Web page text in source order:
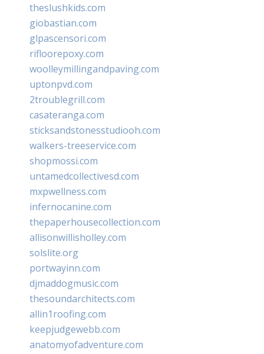
theslushkids.com
giobastian.com
glpascensori.com
rifloorepoxy.com
woolleymillingandpaving.com
uptonpvd.com
2troublegrill.com
casateranga.com
sticksandstonesstudiooh.com
walkers-treeservice.com
shopmossi.com
untamedcollectivesd.com
mxpwellness.com
infernocanine.com
thepaperhousecollection.com
allisonwillisholley.com
solslite.org
portwayinn.com
djmaddogmusic.com
thesoundarchitects.com
allin1roofing.com
keepjudgewebb.com
anatomyofadventure.com